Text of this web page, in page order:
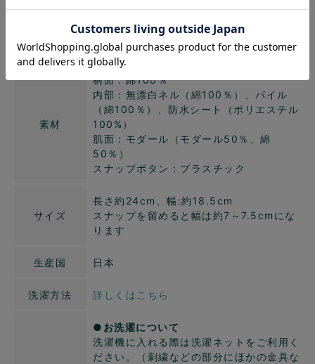
素材
柄面：綿100％
内部：無漂白ネル（綿100％）、パイル
（綿100％）、防水シート（ポリエステル
100%）
肌面：モダール（モダール50％、綿
50％）
スナップボタン：プラスチック
サイズ
長さ約24cm、幅:約18.5cm
スナップを留めると幅は約7～7.5cmにな
ります
生産国 日本
洗濯方法 詳しくはこちら
●お洗濯について
洗濯機に入れる際は洗濯ネットをご利用く
ださい。（刺繍などの部分にほかの金具な